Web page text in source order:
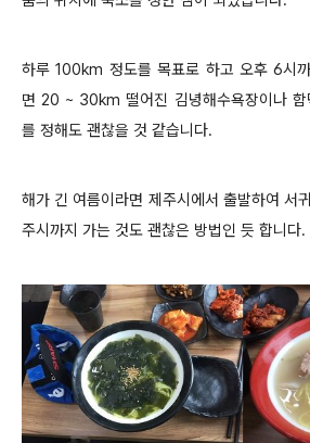
하루 100km 정도를 목표로 하고 오후 6시
면 20 ~ 30km 떨어진 김녕해수욕장이나 함
를 정해도 괜찮을 것 같습니다.
해가 긴 여름이라면 제주시에서 출발하여 서
주시까지 가는 것도 괜찮은 방법인 듯 합니다.